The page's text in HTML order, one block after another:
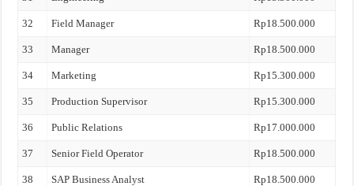
32 Field Manager Rp18.500.000
33 Manager Rp18.500.000
34 Marketing Rp15.300.000
35 Production Supervisor Rp15.300.000
36 Public Relations Rp17.000.000
37 Senior Field Operator Rp18.500.000
38 SAP Business Analyst Rp18.500.000